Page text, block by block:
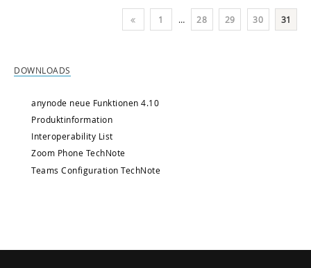
1 … 28 29 30 31
DOWNLOADS
anynode neue Funktionen 4.10
Produktinformation
Interoperability List
Zoom Phone TechNote
Teams Configuration TechNote